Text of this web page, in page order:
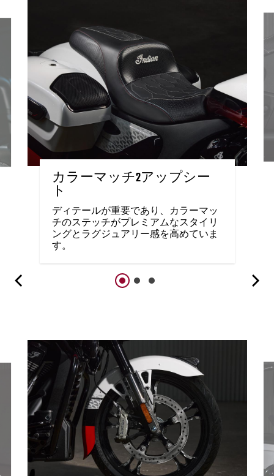
カラーマッチ2アップシー
ト
ディテールが重要であり、カラーマッ
チのステッチがプレミアムなスタイリ
ングとラグジュアリー感を高めていま
す。